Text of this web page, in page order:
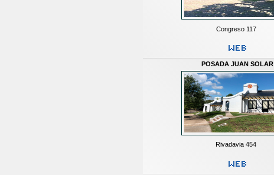
Congreso 117
POSADA JUAN SOLAR
Rivadavia 454